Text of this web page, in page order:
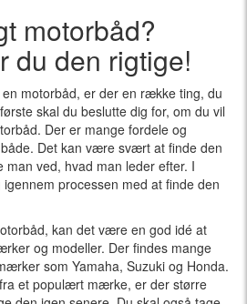
motorbåd?
du den rigtige!
motorbåd, er der en række ting, du
skal du beslutte dig for, om du vil
Der er mange fordele og
Det kan være svært at finde den
man ved, hvad man leder efter. I
processen med at finde den
kan det være en god idé at
og modeller. Der findes mange
som Yamaha, Suzuki og Honda.
et populært mærke, er der større